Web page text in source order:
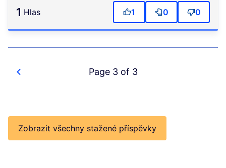
1 Hlas 1 0 0
Page 3 of 3
Zobrazit všechny stažené příspěvky